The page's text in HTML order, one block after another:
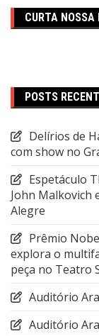
CURTA NOSSA
POSTS
Delírios de
com show no
Espetáculo
John Malkovich
Alegre
Prêmio
explora o
peça no Teatro
Auditório
Auditório